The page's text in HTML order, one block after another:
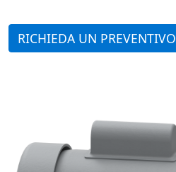
RICHIEDA UN PREVENTIVO